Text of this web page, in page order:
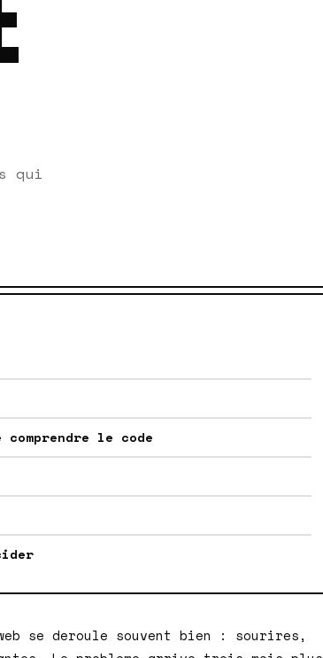
qui
le code
se deroule souvent bien : sourires,